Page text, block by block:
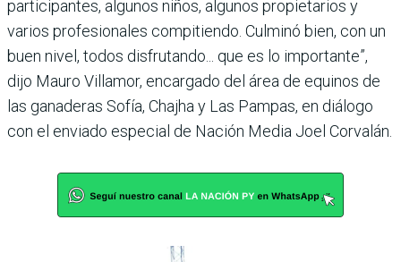
participantes, algunos niños, algunos propietarios y
varios profesionales compitiendo. Culminó bien, con un
buen nivel, todos disfrutando... que es lo importante”,
dijo Mauro Villamor, encargado del área de equinos de
las ganaderas Sofía, Chajha y Las Pampas, en diálogo
con el enviado especial de Nación Media Joel Corvalán.